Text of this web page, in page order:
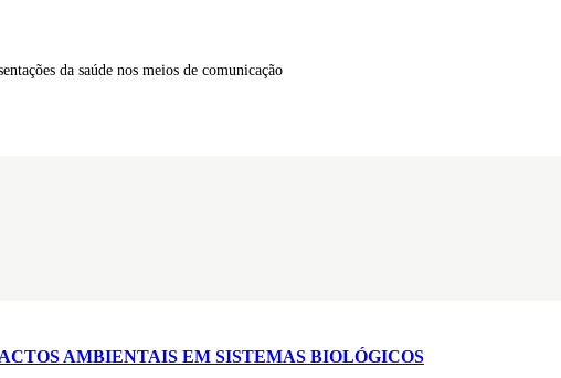
da saúde nos meios de comunicação
AMBIENTAIS EM SISTEMAS BIOLÓGICOS